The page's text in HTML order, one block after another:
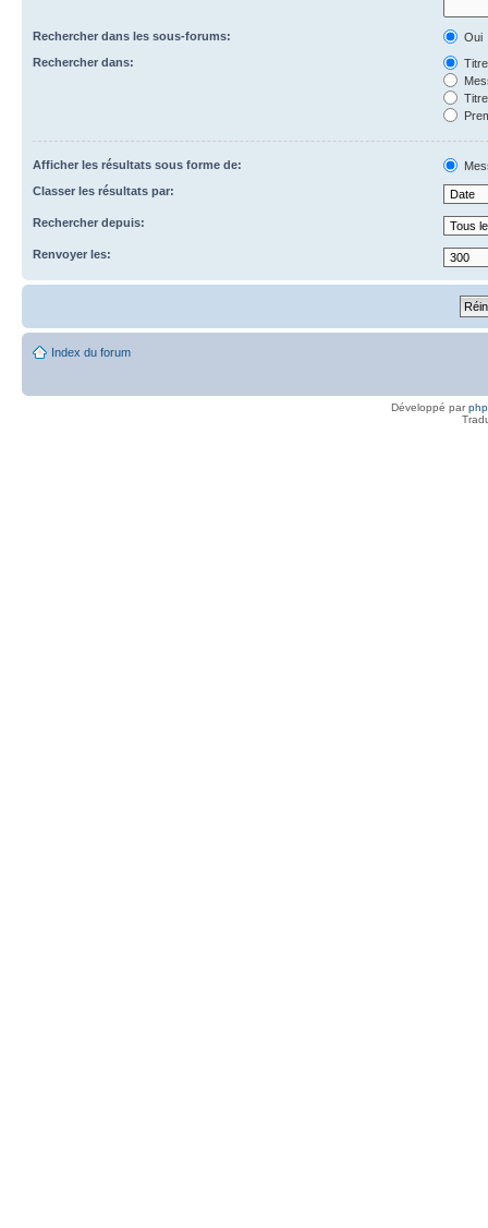
Rechercher dans les sous-forums:
Oui
Rechercher dans:
Afficher les résultats sous forme de:
Classer les résultats par:
Rechercher depuis:
Renvoyer les:
Index du forum
Développé par